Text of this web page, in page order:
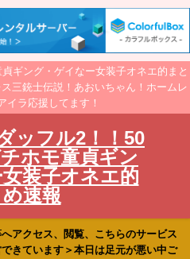
ギング・ゲイなー女装子オネエ的まと
三銃士伝説！あおいちゃん！ホームレ
イラ応援してます！
ッフル2！！50
ホモ童貞ギン
装子オネエ的
め速報
アクセス、閲覧、こちらのサービス
きています＞本日は足元が悪い中ご